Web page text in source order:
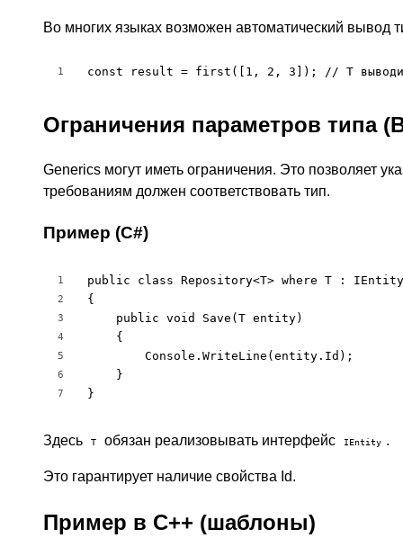
Во многих языках возможен автоматический вывод
1 const result = first([1, 2, 3]); // T
Ограничения параметров типа
Generics могут иметь ограничения. Это позволяет
требованиям должен соответствовать тип.
Пример (C#)
1
2
3
4
5
6
7
public class Repository<T> where T : IEntity
{
    public void Save(T entity)
    {
        Console.WriteLine(entity.Id);
    }
}
Здесь T обязан реализовывать интерфейс IEntity .
Это гарантирует наличие свойства Id.
Пример в C++ (шаблоны)